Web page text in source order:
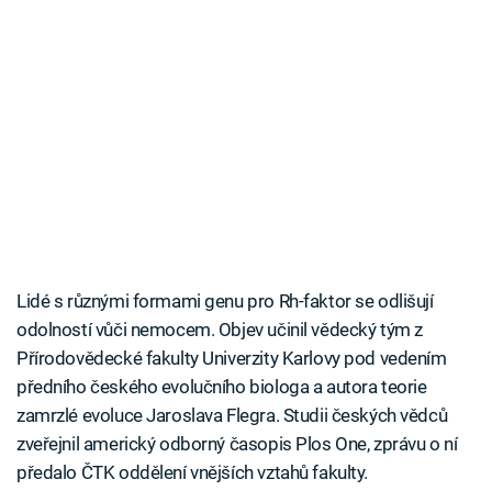
Lidé s různými formami genu pro Rh-faktor se odlišují
odolností vůči nemocem. Objev učinil vědecký tým z
Přírodovědecké fakulty Univerzity Karlovy pod vedením
předního českého evolučního biologa a autora teorie
zamrzlé evoluce Jaroslava Flegra. Studii českých vědců
zveřejnil americký odborný časopis Plos One, zprávu o ní
předalo ČTK oddělení vnějších vztahů fakulty.